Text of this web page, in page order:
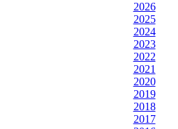
2026
2025
2024
2023
2022
2021
2020
2019
2018
2017